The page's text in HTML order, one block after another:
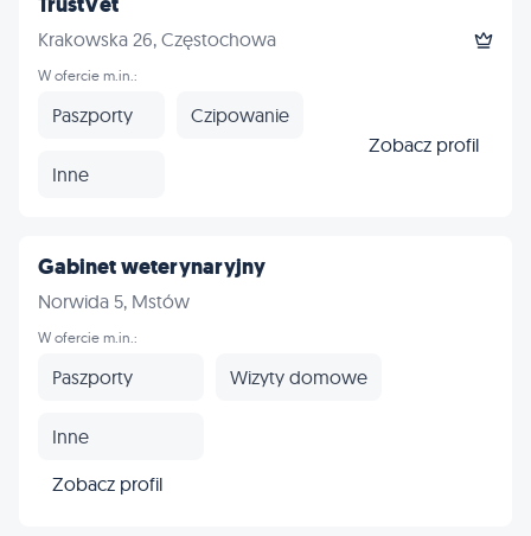
Krakowska 26, Częstochowa
W ofercie m.in.:
Paszporty Czipowanie
Inne
Zobacz profil
Gabinet weterynaryjny
Norwida 5, Mstów
W ofercie m.in.:
Paszporty Wizyty domowe
Inne
Zobacz profil